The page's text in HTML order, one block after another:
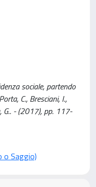
sociale, partendo
C., Bresciani, I.,
G.. - (2017), pp. 117-
o Saggio)